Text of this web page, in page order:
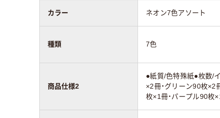
カラー ネオン7色アソート
種類 7色
商品仕様2
●紙質/色特殊紙●枚数/
×2冊・グリーン90枚×2
枚×1冊・パープル90枚